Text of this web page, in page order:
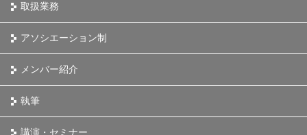
取扱業務
アソシエーション制
メンバー紹介
執筆
講演・セミナー